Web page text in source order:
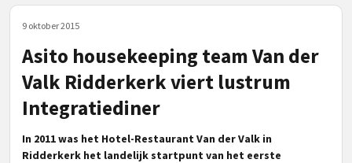
9 oktober 2015
Asito housekeeping team Van der
Valk Ridderkerk viert lustrum
Integratiediner
In 2011 was het Hotel-Restaurant Van der Valk in
Ridderkerk het landelijk startpunt van het eerste